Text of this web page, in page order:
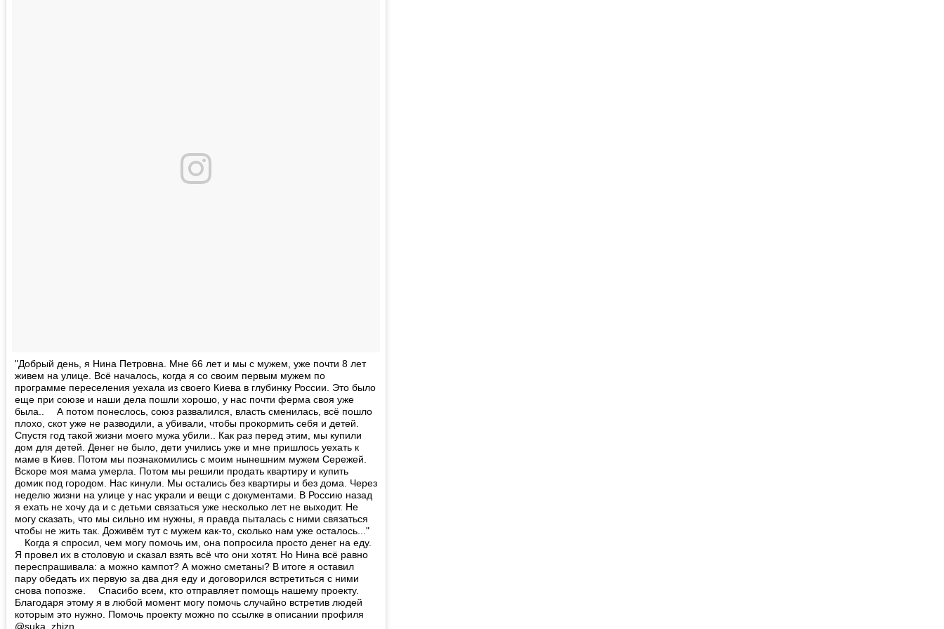
"Добрый день, я Нина Петровна. Мне 66 лет и мы с мужем, уже почти 8 лет
живем на улице. Всё началось, когда я со своим первым мужем по
программе переселения уехала из своего Киева в глубинку России. Это было
еще при союзе и наши дела пошли хорошо, у нас почти ферма своя уже
была.. ⠀ А потом понеслось, союз развалился, власть сменилась, всё пошло
плохо, скот уже не разводили, а убивали, чтобы прокормить себя и детей.
Спустя год такой жизни моего мужа убили.. Как раз перед этим, мы купили
дом для детей. Денег не было, дети учились уже и мне пришлось уехать к
маме в Киев. Потом мы познакомились с моим нынешним мужем Сережей.
Вскоре моя мама умерла. Потом мы решили продать квартиру и купить
домик под городом. Нас кинули. Мы остались без квартиры и без дома. Через
неделю жизни на улице у нас украли и вещи с документами. В Россию назад
я ехать не хочу да и с детьми связаться уже несколько лет не выходит. Не
могу сказать, что мы сильно им нужны, я правда пыталась с ними связаться
чтобы не жить так. Доживём тут с мужем как-то, сколько нам уже осталось..."
⠀ Когда я спросил, чем могу помочь им, она попросила просто денег на еду.
Я провел их в столовую и сказал взять всё что они хотят. Но Нина всё равно
переспрашивала: а можно кампот? А можно сметаны? В итоге я оставил
пару обедать их первую за два дня еду и договорился встретиться с ними
снова попозже. ⠀ Спасибо всем, кто отправляет помощь нашему проекту.
Благодаря этому я в любой момент могу помочь случайно встретив людей
которым это нужно. Помочь проекту можно по ссылке в описании профиля
@suka_zhizn